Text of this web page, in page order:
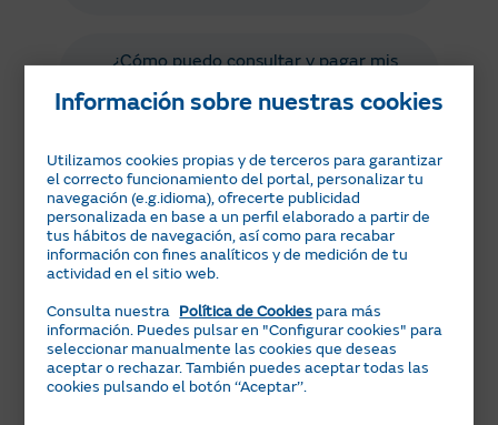
¿Cómo puedo consultar y pagar mis
facturas pendientes de pago?
¿Cómo hacer un cambio de titular de
luz o gas?
¿Cómo aplican el IVA y el resto de
impuestos?
Información sobre nuestras cookies
Utilizamos cookies propias y de terceros para garantizar
el correcto funcionamiento del portal, personalizar tu
navegación (e.g.idioma), ofrecerte publicidad
personalizada en base a un perfil elaborado a partir de
tus hábitos de navegación, así como para recabar
información con fines analíticos y de medición de tu
actividad en el sitio web.
Consulta nuestra Política de Cookies para más
información. Puedes pulsar en "Configurar cookies" para
seleccionar manualmente las cookies que deseas
aceptar o rechazar. También puedes aceptar todas las
cookies pulsando el botón ‘‘Aceptar’’.